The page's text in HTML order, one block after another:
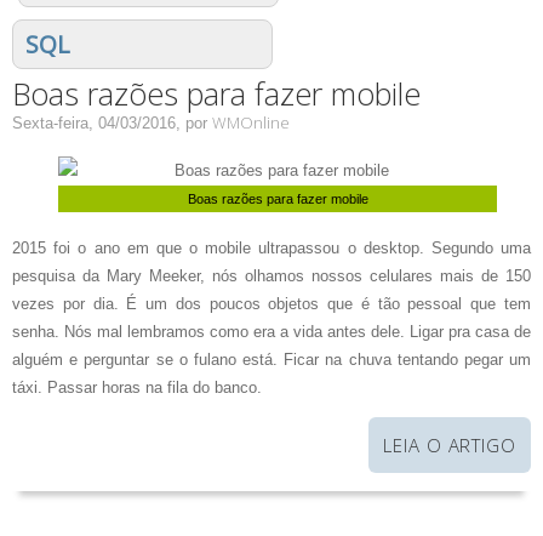
SQL
Boas razões para fazer mobile
Sexta-feira, 04/03/2016, por WMOnline
2015 foi o ano em que o mobile ultrapassou o desktop. Segundo uma
pesquisa da Mary Meeker, nós olhamos nossos celulares mais de 150
vezes por dia. É um dos poucos objetos que é tão pessoal que tem
senha. Nós mal lembramos como era a vida antes dele. Ligar pra casa de
alguém e perguntar se o fulano está. Ficar na chuva tentando pegar um
táxi. Passar horas na fila do banco.
LEIA O ARTIGO